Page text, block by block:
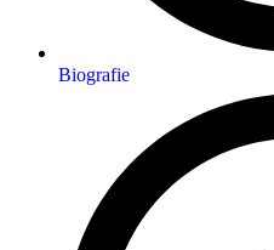
Biografie